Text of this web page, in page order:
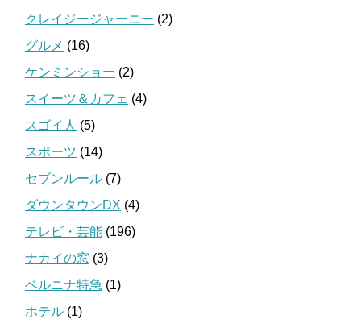
クレイジージャーニー (2)
グルメ (16)
ケンミンショー (2)
スイーツ＆カフェ (4)
スゴイ人 (5)
スポーツ (14)
セブンルール (7)
ダウンタウンDX (4)
テレビ・芸能 (196)
ナカイの窓 (3)
ベルニナ特急 (1)
ホテル (1)